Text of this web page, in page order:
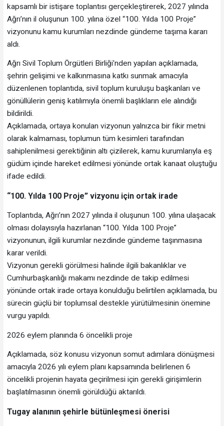
kapsamlı bir istişare toplantısı gerçekleştirerek, 2027 yılında
Ağrı’nın il oluşunun 100. yılına özel “100. Yılda 100 Proje”
vizyonunu kamu kurumları nezdinde gündeme taşıma kararı
aldı.
Ağrı Sivil Toplum Örgütleri Birliği'nden yapılan açıklamada,
şehrin gelişimi ve kalkınmasına katkı sunmak amacıyla
düzenlenen toplantıda, sivil toplum kuruluşu başkanları ve
gönüllülerin geniş katılımıyla önemli başlıkların ele alındığı
bildirildi.
Açıklamada, ortaya konulan vizyonun yalnızca bir fikir metni
olarak kalmaması, toplumun tüm kesimleri tarafından
sahiplenilmesi gerektiğinin altı çizilerek, kamu kurumlarıyla eş
güdüm içinde hareket edilmesi yönünde ortak kanaat oluştuğu
ifade edildi.
“100. Yılda 100 Proje” vizyonu için ortak irade
Toplantıda, Ağrı’nın 2027 yılında il oluşunun 100. yılına ulaşacak
olması dolayısıyla hazırlanan “100. Yılda 100 Proje”
vizyonunun, ilgili kurumlar nezdinde gündeme taşınmasına
karar verildi.
Vizyonun gerekli görülmesi halinde ilgili bakanlıklar ve
Cumhurbaşkanlığı makamı nezdinde de takip edilmesi
yönünde ortak irade ortaya konulduğu belirtilen açıklamada, bu
sürecin güçlü bir toplumsal destekle yürütülmesinin önemine
vurgu yapıldı.
2026 eylem planında 6 öncelikli proje
Açıklamada, söz konusu vizyonun somut adımlara dönüşmesi
amacıyla 2026 yılı eylem planı kapsamında belirlenen 6
öncelikli projenin hayata geçirilmesi için gerekli girişimlerin
başlatılmasının önemli görüldüğü aktarıldı.
Tugay alanının şehirle bütünleşmesi önerisi